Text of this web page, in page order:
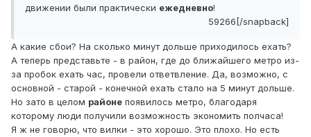
движении были практически ежедневно!
59266[/snapback]
А какие сбои? На сколько минут дольше приходилось ехать?
А теперь представьте - в район, где до ближайшего метро из-
за пробок ехать час, провели ответвление. Да, возможно, с
основной - старой - конечной ехать стало на 5 минут дольше.
Но зато в целом районе появилось метро, благодаря
которому люди получили возможность экономить полчаса!
Я ж не говорю, что вилки - это хорошо. Это плохо. Но есть